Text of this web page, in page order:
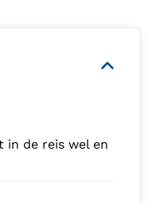
in de reis wel en